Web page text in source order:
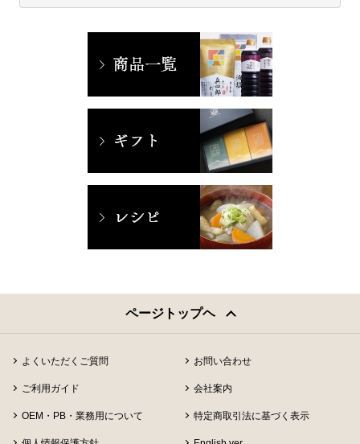
ページトップヘ
よくいただくご質問 お問い合わせ
ご利用ガイド 会社案内
OEM・PB・業務用について 特定商取引法に基づく表示